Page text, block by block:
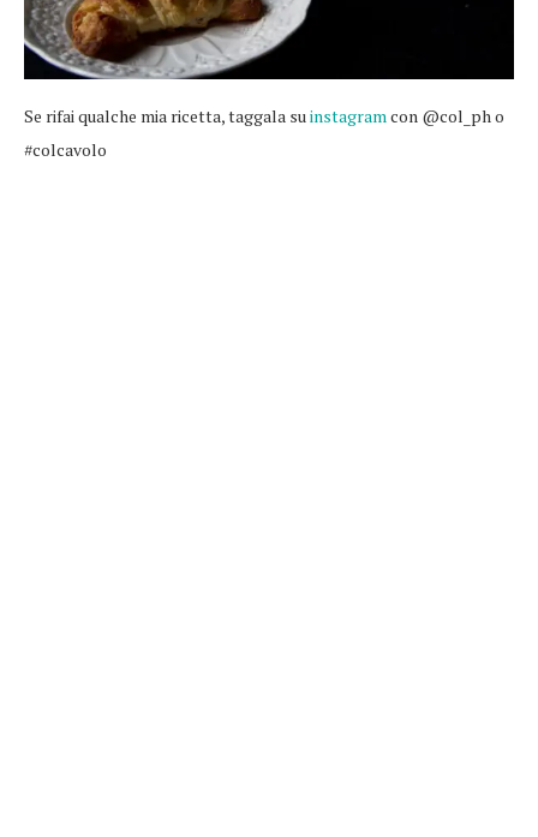
Se rifai qualche mia ricetta, taggala su instagram con @col_ph o
#colcavolo